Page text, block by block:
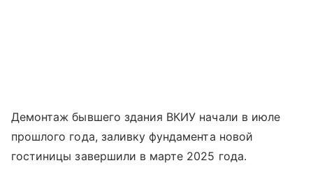
Демонтаж бывшего здания ВКИУ начали в июле
прошлого года, заливку фундамента новой
гостиницы завершили в марте 2025 года.